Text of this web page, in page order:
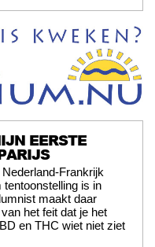
EERSTE
Frankrijk
is in
maakt daar
het feit dat je het
en THC wiet niet ziet